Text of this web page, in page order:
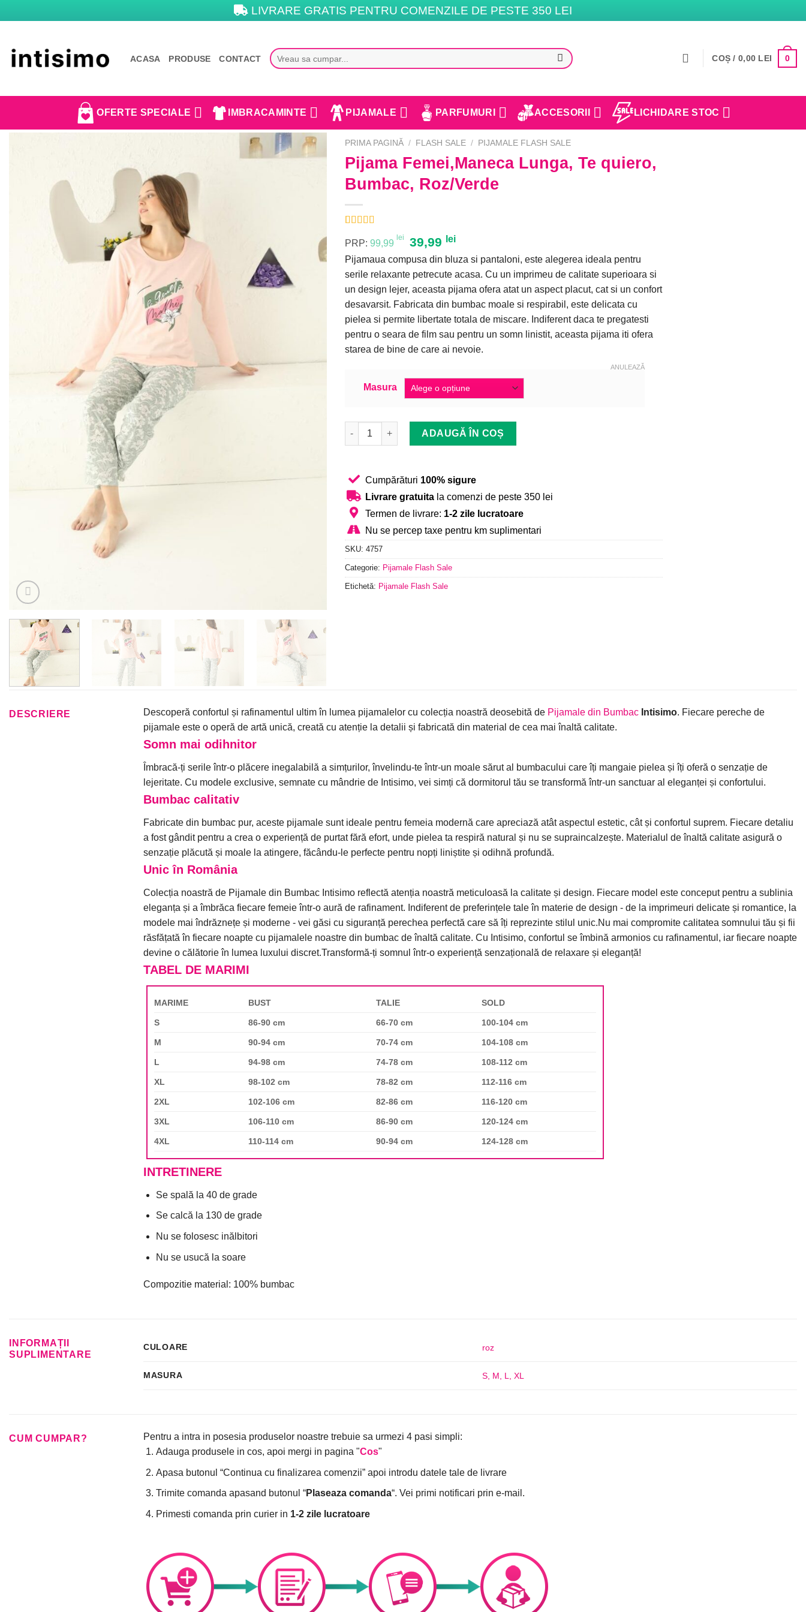
to
LIVRARE GRATIS PENTRU COMENZILE DE PESTE 350 LEI
ACASA PRODUSE CONTACT
Caută
după:
COȘ / 0,00 LEI 0
OFERTE SPECIALE IMBRACAMINTE PIJAMALE PARFUMURI ACCESORII LICHIDARE STOC
PRIMA PAGINĂ / FLASH SALE / PIJAMALE FLASH SALE
Pijama Femei,Maneca Lunga, Te quiero,
Bumbac, Roz/Verde
5.00din 5
pe baza a
evaluări de
la clienți
PRP: 99,99
lei
Prețul
99,99 lei.
39,99 leiPrețul
curent
39,99 lei.
Pijamaua compusa din bluza si pantaloni, este alegerea ideala pentru
serile relaxante petrecute acasa. Cu un imprimeu de calitate superioara si
un design lejer, aceasta pijama ofera atat un aspect placut, cat si un confort
desavarsit. Fabricata din bumbac moale si respirabil, este delicata cu
pielea si permite libertate totala de miscare. Indiferent daca te pregatesti
pentru o seara de film sau pentru un somn linistit, aceasta pijama iti ofera
starea de bine de care ai nevoie.
Masura
ANULEAZĂ
Cantitate Pijama Femei,Maneca Lunga, Te quiero, Bumbac, Roz/Verde
ADAUGĂ ÎN COȘ
Cumpărături 100% sigure
Livrare gratuita la comenzi de peste 350 lei
Termen de livrare: 1-2 zile lucratoare
Nu se percep taxe pentru km suplimentari
SKU: 4757
Categorie: Pijamale Flash Sale
Etichetă: Pijamale Flash Sale
DESCRIERE Descoperă confortul și rafinamentul ultim în lumea pijamalelor cu colecția noastră deosebită de Pijamale din Bumbac Intisimo. Fiecare pereche de
pijamale este o operă de artă unică, creată cu atenție la detalii și fabricată din material de cea mai înaltă calitate.
Somn mai odihnitor
Îmbracă-ți serile într-o plăcere inegalabilă a simțurilor, învelindu-te într-un moale sărut al bumbacului care îți mangaie pielea și îți oferă o senzație de
lejeritate. Cu modele exclusive, semnate cu mândrie de Intisimo, vei simți că dormitorul tău se transformă într-un sanctuar al eleganței și confortului.
Bumbac calitativ
Fabricate din bumbac pur, aceste pijamale sunt ideale pentru femeia modernă care apreciază atât aspectul estetic, cât și confortul suprem. Fiecare detaliu
a fost gândit pentru a crea o experiență de purtat fără efort, unde pielea ta respiră natural și nu se supraincalzește. Materialul de înaltă calitate asigură o
senzație plăcută și moale la atingere, făcându-le perfecte pentru nopți liniștite și odihnă profundă.
Unic în România
Colecția noastră de Pijamale din Bumbac Intisimo reflectă atenția noastră meticuloasă la calitate și design. Fiecare model este conceput pentru a sublinia
eleganța și a îmbrăca fiecare femeie într-o aură de rafinament. Indiferent de preferințele tale în materie de design - de la imprimeuri delicate și romantice, la
modele mai îndrăznețe și moderne - vei găsi cu siguranță perechea perfectă care să îți reprezinte stilul unic.Nu mai compromite calitatea somnului tău și fii
răsfățată în fiecare noapte cu pijamalele noastre din bumbac de înaltă calitate. Cu Intisimo, confortul se îmbină armonios cu rafinamentul, iar fiecare noapte
devine o călătorie în lumea luxului discret.Transformă-ți somnul într-o experiență senzațională de relaxare și eleganță!
TABEL DE MARIMI
MARIME BUST TALIE SOLD
S 86-90 cm 66-70 cm 100-104 cm
M 90-94 cm 70-74 cm 104-108 cm
L 94-98 cm 74-78 cm 108-112 cm
XL 98-102 cm 78-82 cm 112-116 cm
2XL 102-106 cm 82-86 cm 116-120 cm
3XL 106-110 cm 86-90 cm 120-124 cm
4XL 110-114 cm 90-94 cm 124-128 cm
INTRETINERE
Se spală la 40 de grade
Se calcă la 130 de grade
Nu se folosesc inălbitori
Nu se usucă la soare
Compozitie material: 100% bumbac
INFORMAȚII
SUPLIMENTARE
CULOARE roz
MASURA S, M, L,XL
CUM CUMPAR?
Pentru a intra in posesia produselor noastre trebuie sa urmezi 4 pasi simpli:
Adauga produsele in cos, apoi mergi in pagina "Cos"
Apasa butonul “Continua cu finalizarea comenzii” apoi introdu datele tale de livrare
Trimite comanda apasand butonul “Plaseaza comanda“. Vei primi notificari prin e-mail.
Primesti comanda prin curier in 1-2 zile lucratoare